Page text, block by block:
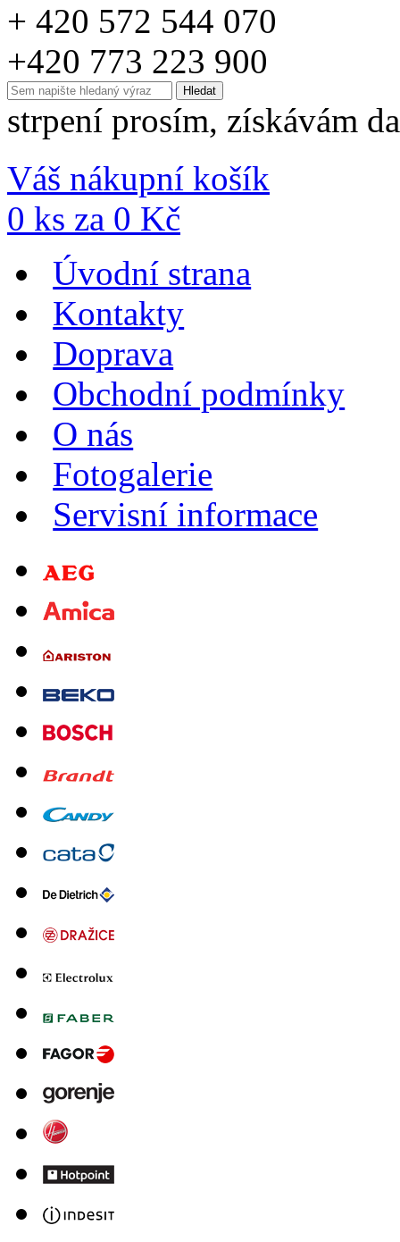
+ 420 572 544 070
+420 773 223 900
strpení prosím, získávám
Váš nákupní košík
0 ks za 0 Kč
Úvodní strana
Kontakty
Doprava
Obchodní podmínky
O nás
Fotogalerie
Servisní informace